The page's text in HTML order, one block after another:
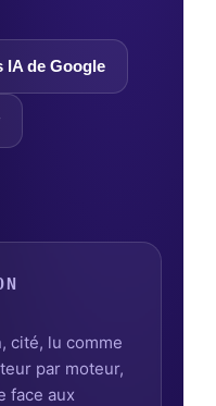
IA de Google
cité, lu comme
par moteur,
face aux